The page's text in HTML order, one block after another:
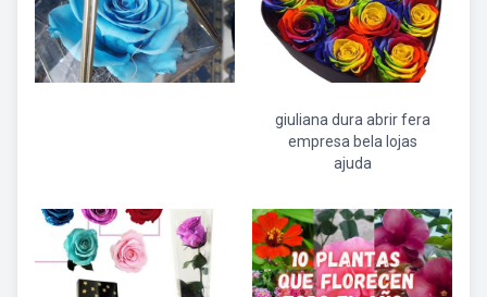
giuliana dura abrir fera
empresa bela lojas
ajuda